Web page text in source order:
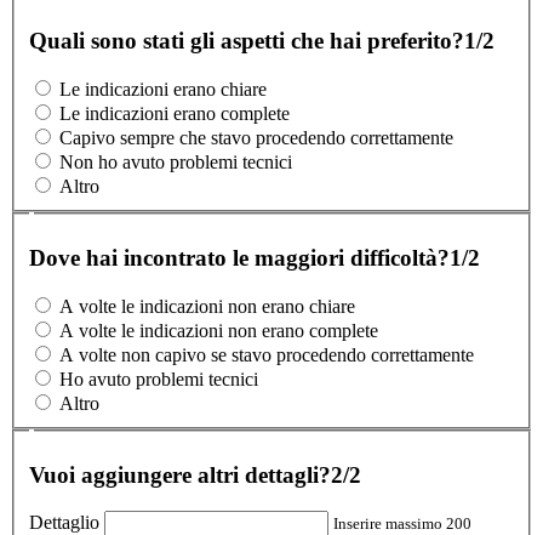
Quali sono stati gli aspetti che hai preferito?1/2
Le indicazioni erano chiare
Le indicazioni erano complete
Capivo sempre che stavo procedendo correttamente
Non ho avuto problemi tecnici
Altro
Dove hai incontrato le maggiori difficoltà?1/2
A volte le indicazioni non erano chiare
A volte le indicazioni non erano complete
A volte non capivo se stavo procedendo correttamente
Ho avuto problemi tecnici
Altro
Vuoi aggiungere altri dettagli?2/2
Dettaglio
Inserire massimo 200